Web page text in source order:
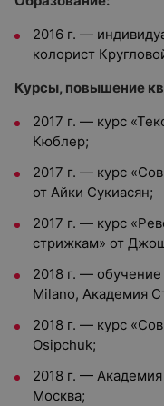
2016 г. —
колорист
Курсы, повышение
2017 г. — курс
Кюблер;
2017 г. — курс
от Айки Сукиасян;
2017 г. — курс
стрижкам» от
2018 г. —
Milano, Академия
2018 г. — курс
Osipchuk;
2018 г. — Академия
Москва;